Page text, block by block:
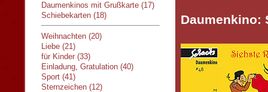
Daumenkinos mit Grußkarte (17)
Schiebekarten (18)
Weihnachten (20)
Liebe (21)
für Kinder (33)
Einladung, Gratulation (40)
Sport (41)
Sternzeichen (12)
Daumenkino: